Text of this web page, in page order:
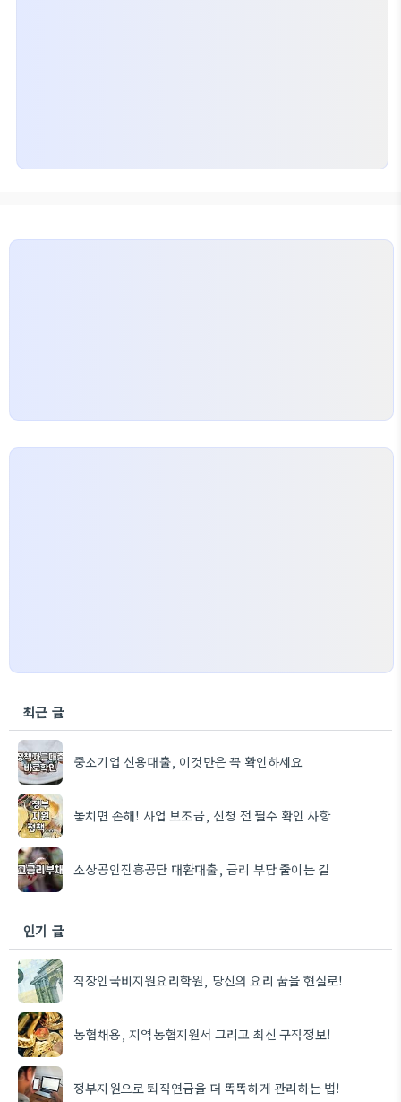
최근 글
중소기업 신용대출, 이것만은 꼭 확인하세요
놓치면 손해! 사업 보조금, 신청 전 필수 확인 사항
소상공인진흥공단 대환대출, 금리 부담 줄이는 길
인기 글
직장인국비지원요리학원, 당신의 요리 꿈을 현실로!
농협채용, 지역농협지원서 그리고 최신 구직정보!
정부지원으로 퇴직연금을 더 똑똑하게 관리하는 법!